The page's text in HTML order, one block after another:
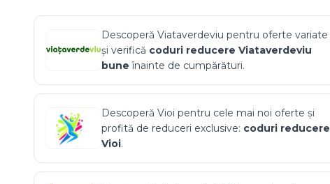
Descoperă Viataverdeviu pentru oferte variate
și verifică coduri reducere Viataverdeviu
bune înainte de cumpărături.
Descoperă Vioi pentru cele mai noi oferte și
profită de reduceri exclusive: coduri reducere
Vioi.